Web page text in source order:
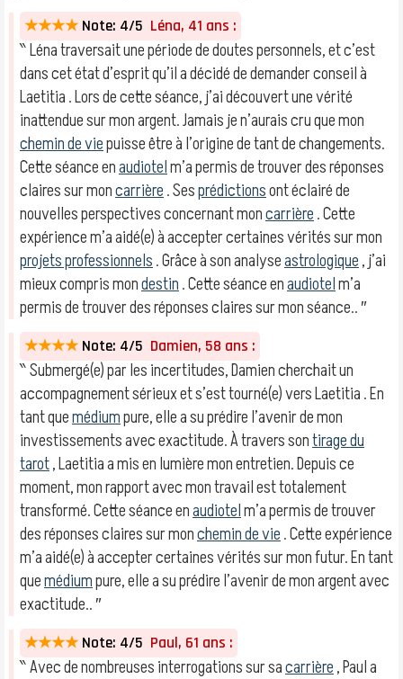
★★★★ Note: 4/5 Léna, 41 ans :
‶ Léna traversait une période de doutes personnels, et c’est
dans cet état d’esprit qu’il a décidé de demander conseil à
Laetitia . Lors de cette séance, j’ai découvert une vérité
inattendue sur mon argent. Jamais je n’aurais cru que mon
chemin de viepuisse être à l’origine de tant de changements.
Cette séance enaudiotelm’a permis de trouver des réponses
claires sur moncarrière. Sesprédictionsont éclairé de
nouvelles perspectives concernant moncarrière. Cette
expérience m’a aidé(e) à accepter certaines vérités sur mon
projets professionnels. Grâce à son analyseastrologique, j’ai
mieux compris mondestin. Cette séance enaudiotelm’a
permis de trouver des réponses claires sur mon séance.. ″
★★★★ Note: 4/5 Damien, 58 ans :
‶ Submergé(e) par les incertitudes, Damien cherchait un
accompagnement sérieux et s’est tourné(e) vers Laetitia . En
tant quemédiumpure, elle a su prédire l’avenir de mon
investissements avec exactitude. À travers sontirage du
tarot, Laetitia a mis en lumière mon entretien. Depuis ce
moment, mon rapport avec mon travail est totalement
transformé. Cette séance enaudiotelm’a permis de trouver
des réponses claires sur monchemin de vie. Cette expérience
m’a aidé(e) à accepter certaines vérités sur mon futur. En tant
quemédiumpure, elle a su prédire l’avenir de mon argent avec
exactitude.. ″
★★★★ Note: 4/5 Paul, 61 ans :
‶ Avec de nombreuses interrogations sur sacarrière, Paul a